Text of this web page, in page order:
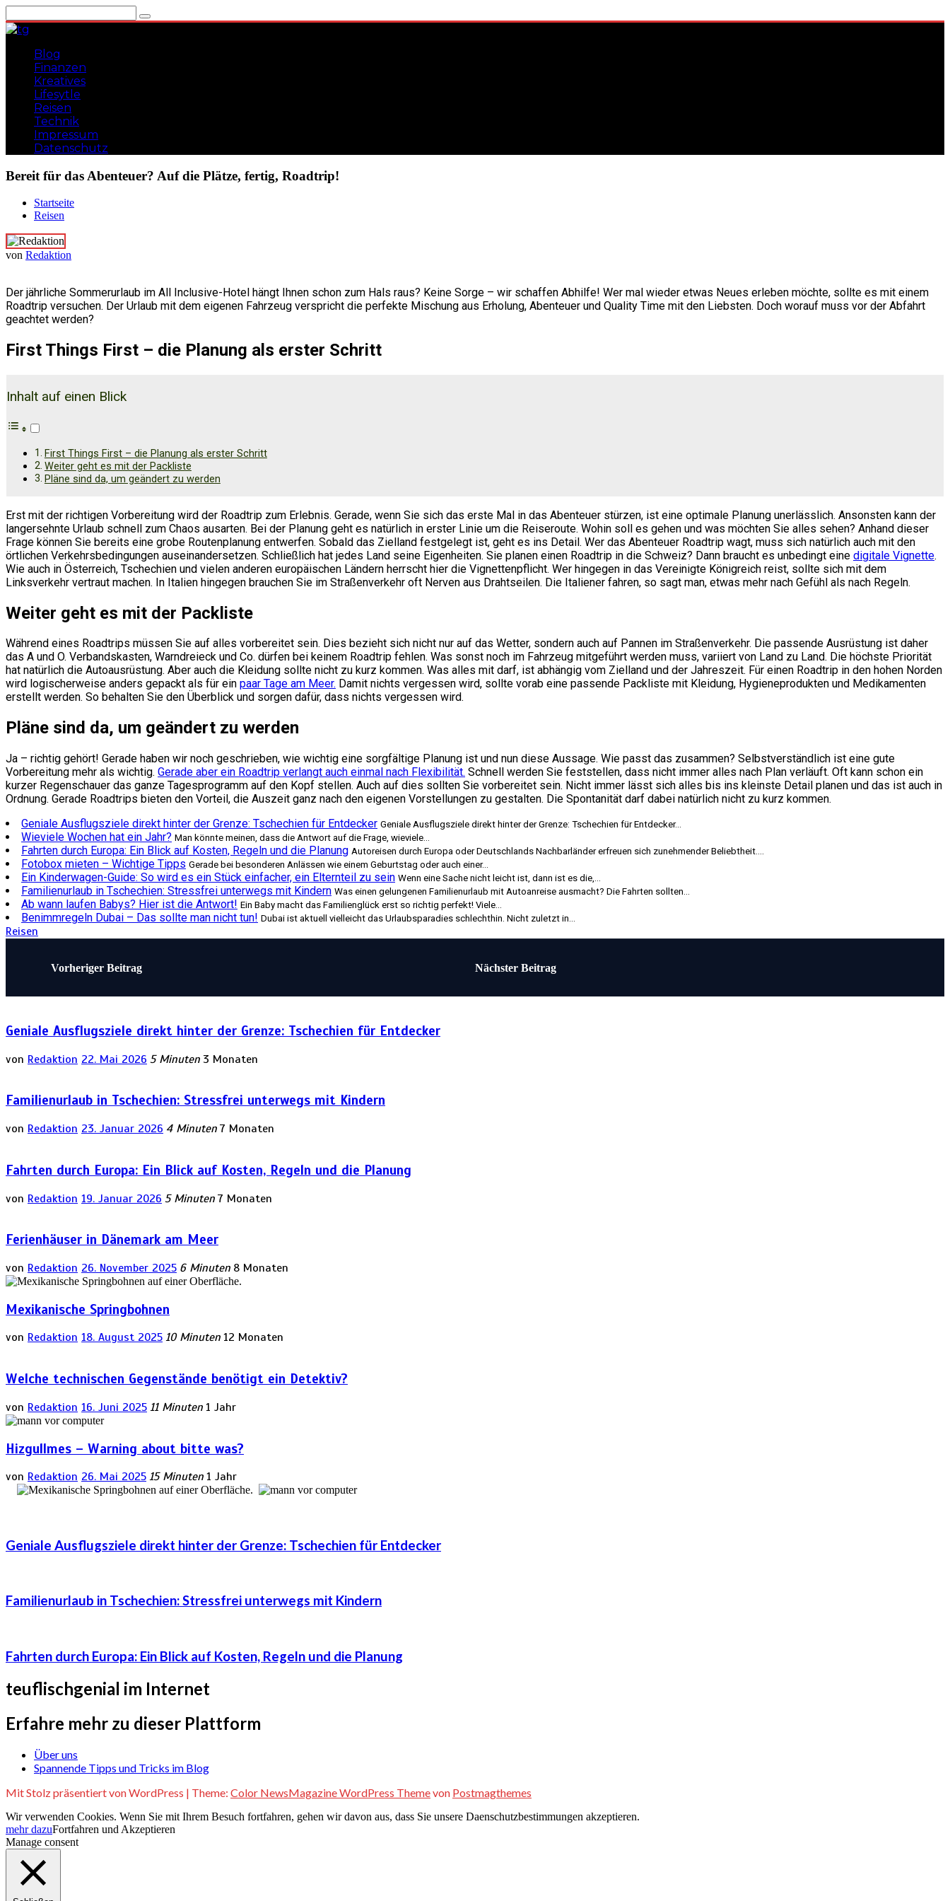
Inhalt
springen
Blog
Finanzen
Kreatives
Lifesytle
Reisen
Technik
Impressum
Datenschutz
teuflischgenial
Gadgets, Lifehacks, Tipps und Tricks
Bereit für das Abenteuer? Auf die Plätze, fertig, Roadtrip!
Startseite
Reisen
von Redaktion
Der jährliche Sommerurlaub im All Inclusive-Hotel hängt Ihnen schon zum Hals raus? Keine Sorge – wir schaffen Abhilfe! Wer mal wieder etwas Neues erleben möchte, sollte es mit einem
Roadtrip versuchen. Der Urlaub mit dem eigenen Fahrzeug verspricht die perfekte Mischung aus Erholung, Abenteuer und Quality Time mit den Liebsten. Doch worauf muss vor der Abfahrt
geachtet werden?
First Things First – die Planung als erster Schritt
Inhalt auf einen Blick
First Things First – die Planung als erster Schritt
Weiter geht es mit der Packliste
Pläne sind da, um geändert zu werden
Erst mit der richtigen Vorbereitung wird der Roadtrip zum Erlebnis. Gerade, wenn Sie sich das erste Mal in das Abenteuer stürzen, ist eine optimale Planung unerlässlich. Ansonsten kann der
langersehnte Urlaub schnell zum Chaos ausarten. Bei der Planung geht es natürlich in erster Linie um die Reiseroute. Wohin soll es gehen und was möchten Sie alles sehen? Anhand dieser
Frage können Sie bereits eine grobe Routenplanung entwerfen. Sobald das Zielland festgelegt ist, geht es ins Detail. Wer das Abenteuer Roadtrip wagt, muss sich natürlich auch mit den
örtlichen Verkehrsbedingungen auseinandersetzen. Schließlich hat jedes Land seine Eigenheiten. Sie planen einen Roadtrip in die Schweiz? Dann braucht es unbedingt eine digitale Vignette.
Wie auch in Österreich, Tschechien und vielen anderen europäischen Ländern herrscht hier die Vignettenpflicht. Wer hingegen in das Vereinigte Königreich reist, sollte sich mit dem
Linksverkehr vertraut machen. In Italien hingegen brauchen Sie im Straßenverkehr oft Nerven aus Drahtseilen. Die Italiener fahren, so sagt man, etwas mehr nach Gefühl als nach Regeln.
Weiter geht es mit der Packliste
Während eines Roadtrips müssen Sie auf alles vorbereitet sein. Dies bezieht sich nicht nur auf das Wetter, sondern auch auf Pannen im Straßenverkehr. Die passende Ausrüstung ist daher
das A und O. Verbandskasten, Warndreieck und Co. dürfen bei keinem Roadtrip fehlen. Was sonst noch im Fahrzeug mitgeführt werden muss, variiert von Land zu Land. Die höchste Priorität
hat natürlich die Autoausrüstung. Aber auch die Kleidung sollte nicht zu kurz kommen. Was alles mit darf, ist abhängig vom Zielland und der Jahreszeit. Für einen Roadtrip in den hohen Norden
wird logischerweise anders gepackt als für ein paar Tage am Meer. Damit nichts vergessen wird, sollte vorab eine passende Packliste mit Kleidung, Hygieneprodukten und Medikamenten
erstellt werden. So behalten Sie den Überblick und sorgen dafür, dass nichts vergessen wird.
Pläne sind da, um geändert zu werden
Ja – richtig gehört! Gerade haben wir noch geschrieben, wie wichtig eine sorgfältige Planung ist und nun diese Aussage. Wie passt das zusammen? Selbstverständlich ist eine gute
Vorbereitung mehr als wichtig. Gerade aber ein Roadtrip verlangt auch einmal nach Flexibilität. Schnell werden Sie feststellen, dass nicht immer alles nach Plan verläuft. Oft kann schon ein
kurzer Regenschauer das ganze Tagesprogramm auf den Kopf stellen. Auch auf dies sollten Sie vorbereitet sein. Nicht immer lässt sich alles bis ins kleinste Detail planen und das ist auch in
Ordnung. Gerade Roadtrips bieten den Vorteil, die Auszeit ganz nach den eigenen Vorstellungen zu gestalten. Die Spontanität darf dabei natürlich nicht zu kurz kommen.
Geniale Ausflugsziele direkt hinter der Grenze: Tschechien für Entdecker Geniale Ausflugsziele direkt hinter der Grenze: Tschechien für Entdecker...
Wieviele Wochen hat ein Jahr? Man könnte meinen, dass die Antwort auf die Frage, wieviele...
Fahrten durch Europa: Ein Blick auf Kosten, Regeln und die Planung Autoreisen durch Europa oder Deutschlands Nachbarländer erfreuen sich zunehmender Beliebtheit....
Fotobox mieten – Wichtige Tipps Gerade bei besonderen Anlässen wie einem Geburtstag oder auch einer...
Ein Kinderwagen-Guide: So wird es ein Stück einfacher, ein Elternteil zu sein Wenn eine Sache nicht leicht ist, dann ist es die,...
Familienurlaub in Tschechien: Stressfrei unterwegs mit Kindern Was einen gelungenen Familienurlaub mit Autoanreise ausmacht? Die Fahrten sollten...
Ab wann laufen Babys? Hier ist die Antwort! Ein Baby macht das Familienglück erst so richtig perfekt! Viele...
Benimmregeln Dubai – Das sollte man nicht tun! Dubai ist aktuell vielleicht das Urlaubsparadies schlechthin. Nicht zuletzt in...
Reisen
Beitragsnavigation
Vorheriger Beitrag Nächster Beitrag
Geniale Ausflugsziele direkt hinter der Grenze: Tschechien für Entdecker
von Redaktion 22. Mai 2026 5 Minuten 3 Monaten
Familienurlaub in Tschechien: Stressfrei unterwegs mit Kindern
von Redaktion 23. Januar 2026 4 Minuten 7 Monaten
Fahrten durch Europa: Ein Blick auf Kosten, Regeln und die Planung
von Redaktion 19. Januar 2026 5 Minuten 7 Monaten
Ferienhäuser in Dänemark am Meer
von Redaktion 26. November 2025 6 Minuten 8 Monaten
Mexikanische Springbohnen
von Redaktion 18. August 2025 10 Minuten 12 Monaten
Welche technischen Gegenstände benötigt ein Detektiv?
von Redaktion 16. Juni 2025 11 Minuten 1 Jahr
Hizgullmes – Warning about bitte was?
von Redaktion 26. Mai 2025 15 Minuten 1 Jahr
Geniale Ausflugsziele direkt hinter der Grenze: Tschechien für Entdecker
Familienurlaub in Tschechien: Stressfrei unterwegs mit Kindern
Fahrten durch Europa: Ein Blick auf Kosten, Regeln und die Planung
teuflischgenial im Internet
Erfahre mehr zu dieser Plattform
Über uns
Spannende Tipps und Tricks im Blog
Mit Stolz präsentiert von WordPress | Theme: Color NewsMagazine WordPress Themevon Postmagthemes
Wir verwenden Cookies. Wenn Sie mit Ihrem Besuch fortfahren, gehen wir davon aus, dass Sie unsere Daenschutzbestimmungen akzeptieren.
mehr dazuFortfahren und Akzeptieren
Manage consent